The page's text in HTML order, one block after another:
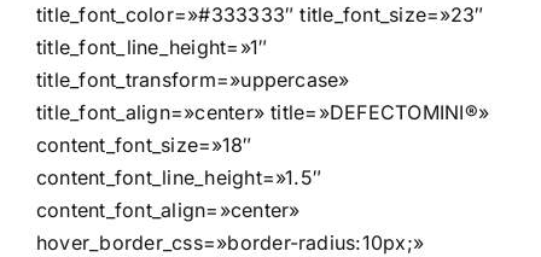
title_font_color=»#333333″ title_font_size=»23″
title_font_line_height=»1″
title_font_transform=»uppercase»
title_font_align=»center» title=»DEFECTOMINI®»
content_font_size=»18″
content_font_line_height=»1.5″
content_font_align=»center»
hover_border_css=»border-radius:10px;»